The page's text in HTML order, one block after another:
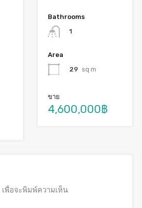
Bathrooms
1
Area
29 sq m
ขาย
4,600,000฿
เพื่อจะพิมพ์ความเห็น